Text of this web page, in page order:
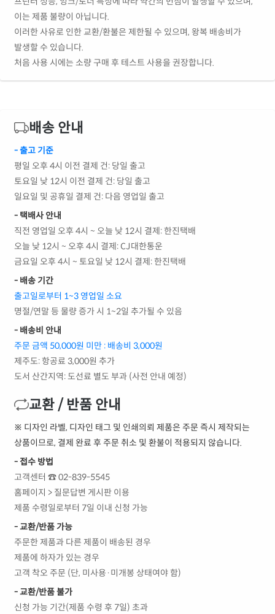
이는 제품 불량이 아닙니다.
이러한 사유로 인한 교환/환불은 제한될 수 있으며, 왕복 배송비가
발생할 수 있습니다.
처음 사용 시에는 소량 구매 후 테스트 사용을 권장합니다.
배송 안내
- 출고 기준
평일 오후 4시 이전 결제 건: 당일 출고
토요일 낮 12시 이전 결제 건: 당일 출고
일요일 및 공휴일 결제 건: 다음 영업일 출고
- 택배사 안내
직전 영업일 오후 4시 ~ 오늘 낮 12시 결제: 한진택배
오늘 낮 12시 ~ 오후 4시 결제: CJ대한통운
금요일 오후 4시 ~ 토요일 낮 12시 결제: 한진택배
- 배송 기간
출고일로부터 1~3 영업일 소요
명절/연말 등 물량 증가 시 1~2일 추가될 수 있음
- 배송비 안내
주문 금액 50,000원 미만 : 배송비 3,000원
제주도: 항공료 3,000원 추가
도서 산간지역: 도선료 별도 부과 (사전 안내 예정)
교환 / 반품 안내
※ 디자인 라벨, 디자인 태그 및 인쇄의뢰 제품은 주문 즉시 제작되는
상품이므로, 결제 완료 후 주문 취소 및 환불이 적용되지 않습니다.
- 접수 방법
고객센터 ☎ 02-839-5545
홈페이지 > 질문답변 게시판 이용
제품 수령일로부터 7일 이내 신청 가능
- 교환/반품 가능
주문한 제품과 다른 제품이 배송된 경우
제품에 하자가 있는 경우
고객 착오 주문 (단, 미사용·미개봉 상태여야 함)
- 교환/반품 불가
신청 가능 기간(제품 수령 후 7일) 초과